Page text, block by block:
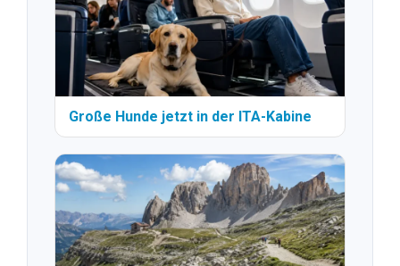
Große Hunde jetzt in der ITA-Kabine